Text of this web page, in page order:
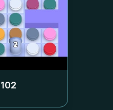
102